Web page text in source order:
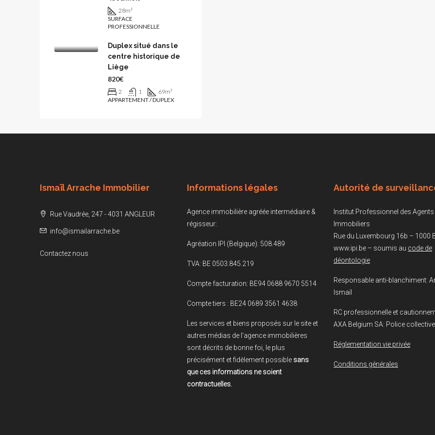
28m²
SURFACE
PROFESSIONNELLE
Duplex situé dans le
centre historique de
Liège
820€
2 1 69m²
APPARTEMENT / DUPLEX
Ismaïl Arrache Immobilier
Rue Vaudrée, 247 - 4031 ANGLEUR
info@ismailarrache.be
Contactez nous
Informations légales
Agence immobilière agréée intermédiaire &
régisseur:
Agréation IPI (Belgique): 508.489
TVA: BE 0503.845.219
Compte facturation: BE94 0688 9670 5514
Compte tiers : BE24 0689 3561 4638
Les services et biens proposés sur le site et
autres médias de l’agence immobilières
sont décrits de bonne foi, le plus
précisément et fidèlement possiblesans
que ces informations ne soient
contractuelles.
Autorité de
Institut Professionnel des Agents
Immobiliers
Rue du Luxembourg 16b – 1000
www.ipi.be – soumis au code de
déontologie
Responsable anti-blanchiment:
Ismaïl
RC professionnelle et
AXA Belgium SA: Police collective
Réglementation vie privée
Conditions générales